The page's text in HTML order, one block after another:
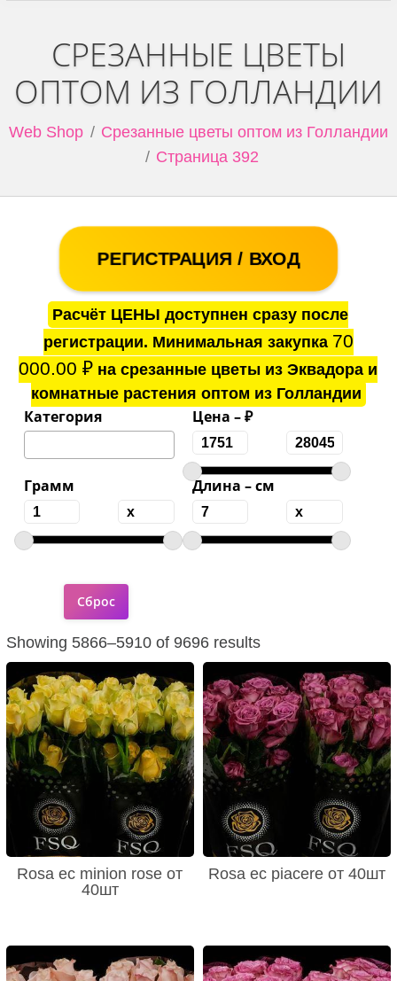
СРЕЗАННЫЕ ЦВЕТЫ
ОПТОМ ИЗ ГОЛЛАНДИИ
Web Shop
Срезанные цветы оптом из Голландии
Страница 392
РЕГИСТРАЦИЯ / ВХОД
Расчёт ЦЕНЫ доступнен сразу после
регистрации. Минимальная закупка 70
000.00₽ на срезанные цветы из Эквадора и
комнатные растения оптом из Голландии
Категория Цена – ₽
Грамм Длина – см
Showing 5866–5910 of 9696 results
Rosa ec minion rose от
40шт
Rosa ec piacere от 40шт